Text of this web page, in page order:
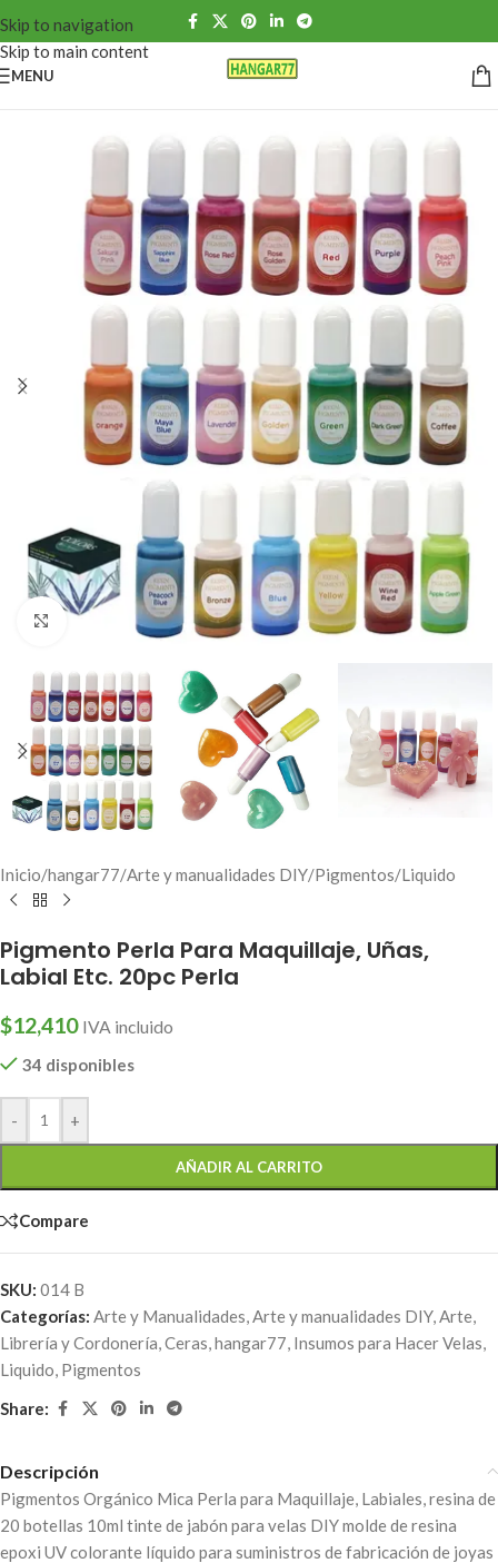
Skip to navigation
Skip to main content
MENU
Click to enlarge
Inicio/hangar77/Arte y manualidades DIY/Pigmentos/Liquido
Pigmento Perla Para Maquillaje, Uñas,
Labial Etc. 20pc Perla
$12,410 IVA incluido
34 disponibles
- +
AÑADIR AL CARRITO
Compare
SKU: 014 B
Categorías: Arte y Manualidades Arte y manualidades DIY, Arte,
Librería y Cordonería Ceras hangar77 Insumos para Hacer Velas
Liquido Pigmentos
Share:
Descripción
Pigmentos Orgánico Mica Perla para Maquillaje, Labiales, resina de
20 botellas 10ml tinte de jabón para velas DIY molde de resina
epoxi UV colorante líquido para suministros de fabricación de joyas